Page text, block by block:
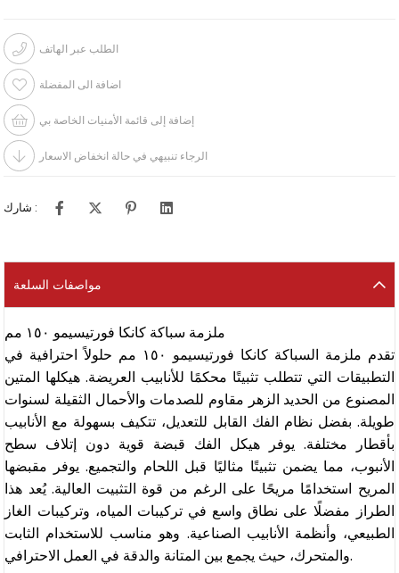
الطلب عبر الهاتف
اضافة الى المفضلة
إضافة إلى قائمة الأمنيات الخاصة بي
الرجاء تنبيهي في حالة انخفاض الاسعار
شارك :
مواصفات السلعة
ملزمة سباكة كانكا فورتيسيمو ١٥٠ مم
تقدم ملزمة السباكة كانكا فورتيسيمو ١٥٠ مم حلولاً احترافية في
التطبيقات التي تتطلب تثبيتًا محكمًا للأنابيب العريضة. هيكلها المتين
المصنوع من الحديد الزهر مقاوم للصدمات والأحمال الثقيلة لسنوات
طويلة. بفضل نظام الفك القابل للتعديل، تتكيف بسهولة مع الأنابيب
بأقطار مختلفة. يوفر هيكل الفك قبضة قوية دون إتلاف سطح
الأنبوب، مما يضمن تثبيتًا مثاليًا قبل اللحام والتجميع. يوفر مقبضها
المريح استخدامًا مريحًا على الرغم من قوة التثبيت العالية. يُعد هذا
الطراز مفضلًا على نطاق واسع في تركيبات المياه، وتركيبات الغاز
الطبيعي، وأنظمة الأنابيب الصناعية. وهو مناسب للاستخدام الثابت
والمتحرك، حيث يجمع بين المتانة والدقة في العمل الاحترافي.